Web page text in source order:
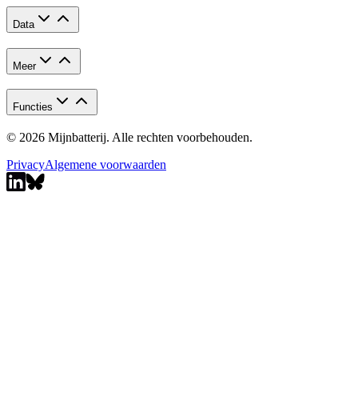
Data
Meer
Functies
© 2026 Mijnbatterij. Alle rechten voorbehouden.
PrivacyAlgemene voorwaarden